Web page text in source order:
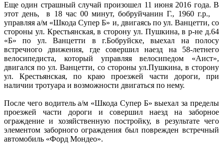
Еще один страшный случай произошел 11 июня 2016 года. В
этот день, в 18 час 00 минут, бобруйчанин Г., 1960 г.р.,
управляя а/м «Шкода Супер Б» и, двигаясь по ул. Ванцетти, со
стороны ул. Крестьянская, в сторону ул. Пушкина, в р-не д.64
«Б» по ул. Ванцетти в г.Бобруйске, выехал на полосу
встречного движения, где совершил наезд на 58-летнего
велосипедиста, который управляя велосипедом «Аист»,
двигался по ул. Ванцетти, со стороны ул.Пушкина, в сторону
ул. Крестьянская, по краю проезжей части дороги, при
наличии тротуара и возможности двигаться по нему.
После чего водитель а/м «Шкода Супер Б» выехал за пределы
проезжей части дороги и совершил наезд на заборное
ограждение и хозяйственную постройку, в результате чего
элементом заборного ограждения был поврежден встречный
автомобиль «Форд Мондео».